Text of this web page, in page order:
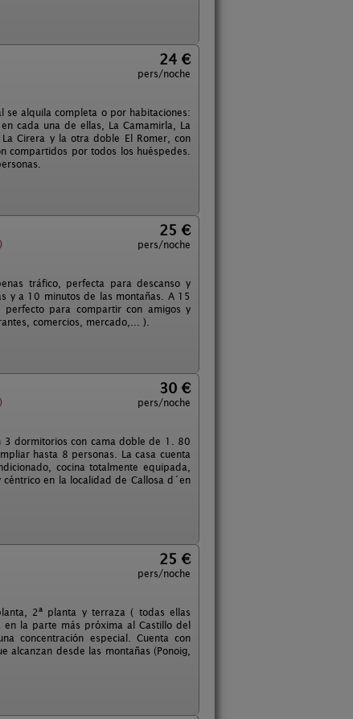
24 €
pers/noche
se alquila completa o por habitaciones:
cada una de ellas, La Camamirla, La
Cirera y la otra doble El Romer, con
compartidos por todos los huéspedes.
25 €
pers/noche
tráfico, perfecta para descanso y
y a 10 minutos de las montañas. A 15
perfecto para compartir con amigos y
comercios, mercado,... ).
30 €
pers/noche
3 dormitorios con cama doble de 1. 80
hasta 8 personas. La casa cuenta
cocina totalmente equipada,
en la localidad de Callosa d´en
25 €
pers/noche
2ª planta y terraza ( todas ellas
en la parte más próxima al Castillo del
concentración especial. Cuenta con
alcanzan desde las montañas (Ponoig,